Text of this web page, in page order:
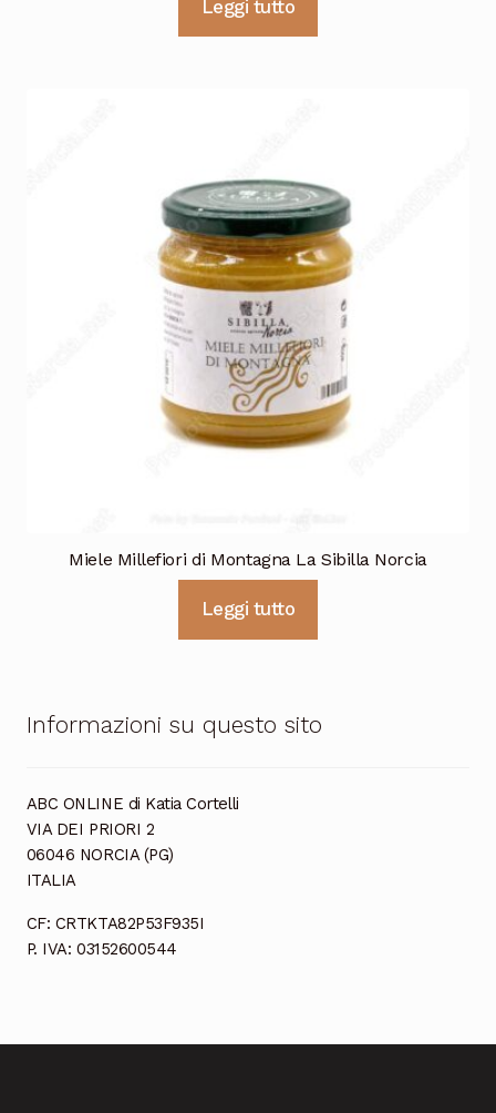
Leggi tutto
Miele Millefiori di Montagna La Sibilla Norcia
Leggi tutto
Informazioni su questo sito
ABC ONLINE di Katia Cortelli
VIA DEI PRIORI 2
06046 NORCIA (PG)
ITALIA
CF: CRTKTA82P53F935I
P. IVA: 03152600544